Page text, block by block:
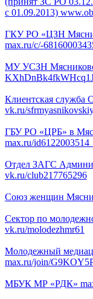
с 01.09.2013)
ГКУ РО «ЦЗН
max.ru/c/-
МУ УСЗН
Клиентская служба
vk.ru/
ГБУ РО «ЦРБ» в
max.ru/
Отдел ЗАГС
vk.ru/club217765296
Союз женщин
Сектор по
vk.ru/molodezhmr61
Молодежный
max.ru/join/
МБУК МР «РДК»